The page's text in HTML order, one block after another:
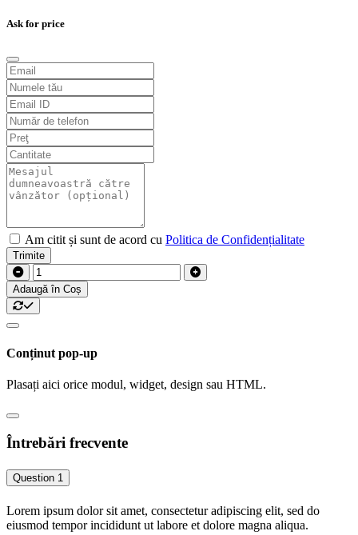
Ask for price
Am citit și sunt de acord cu Politica de Confidențialitate
Trimite
Adaugă în Coș
Conținut pop-up
Plasați aici orice modul, widget, design sau HTML.
Întrebări frecvente
Question 1
Lorem ipsum dolor sit amet, consectetur adipiscing elit, sed do
eiusmod tempor incididunt ut labore et dolore magna aliqua.